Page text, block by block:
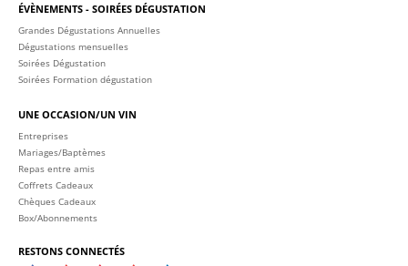
ÉVÈNEMENTS - SOIRÉES DÉGUSTATION
Grandes Dégustations Annuelles
Dégustations mensuelles
Soirées Dégustation
Soirées Formation dégustation
UNE OCCASION/UN VIN
Entreprises
Mariages/Baptèmes
Repas entre amis
Coffrets Cadeaux
Chèques Cadeaux
Box/Abonnements
RESTONS CONNECTÉS